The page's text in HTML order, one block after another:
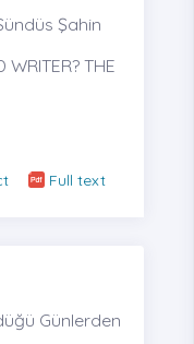
Şahin
THE
Full text
Günlerden